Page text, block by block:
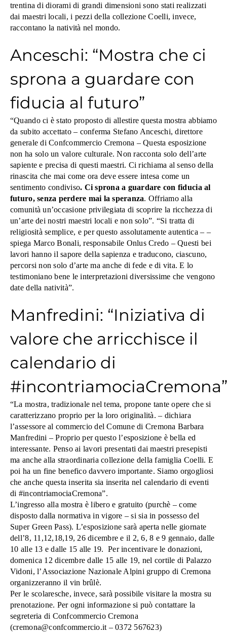
trentina di diorami di grandi dimensioni sono stati realizzati
dai maestri locali, i pezzi della collezione Coelli, invece,
raccontano la natività nel mondo.
Anceschi: “Mostra che ci
sprona a guardare con
fiducia al futuro”
“Quando ci è stato proposto di allestire questa mostra abbiamo
da subito accettato – conferma Stefano Anceschi, direttore
generale di Confcommercio Cremona – Questa esposizione
non ha solo un valore culturale. Non racconta solo dell’arte
sapiente e precisa di questi maestri. Ci richiama al senso della
rinascita che mai come ora deve essere intesa come un
sentimento condiviso. Ci sprona a guardare con fiducia al
futuro, senza perdere mai la speranza. Offriamo alla
comunità un’occasione privilegiata di scoprire la ricchezza di
un’arte dei nostri maestri locali e non solo”. “Si tratta di
religiosità semplice, e per questo assolutamente autentica – –
spiega Marco Bonali, responsabile Onlus Credo – Questi bei
lavori hanno il sapore della sapienza e traducono, ciascuno,
percorsi non solo d’arte ma anche di fede e di vita. E lo
testimoniano bene le interpretazioni diversissime che vengono
date della natività”.
Manfredini: “Iniziativa di
valore che arricchisce il
calendario di
#incontriamociaCremona”
“La mostra, tradizionale nel tema, propone tante opere che si
caratterizzano proprio per la loro originalità. – dichiara
l’assessore al commercio del Comune di Cremona Barbara
Manfredini – Proprio per questo l’esposizione è bella ed
interessante. Penso ai lavori presentati dai maestri presepisti
ma anche alla straordinaria collezione della famiglia Coelli. E
poi ha un fine benefico davvero importante. Siamo orgogliosi
che anche questa inserita sia inserita nel calendario di eventi
di #incontriamociaCremona”.
L’ingresso alla mostra è libero e gratuito (purchè – come
disposto dalla normativa in vigore – si sia in possesso del
Super Green Pass). L’esposizione sarà aperta nelle giornate
dell’8, 11,12,18,19, 26 dicembre e il 2, 6, 8 e 9 gennaio, dalle
10 alle 13 e dalle 15 alle 19.Per incentivare le donazioni,
domenica 12 dicembre dalle 15 alle 19, nel cortile di Palazzo
Vidoni, l’Associazione Nazionale Alpini gruppo di Cremona
organizzeranno il vin brûlè.
Per le scolaresche, invece, sarà possibile visitare la mostra su
prenotazione. Per ogni informazione si può contattare la
segreteria di Confcommercio Cremona
(cremona@confcommercio.it – 0372 567623)